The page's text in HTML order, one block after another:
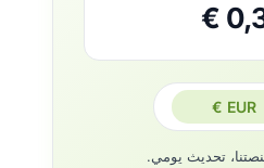
تحديث يومي.